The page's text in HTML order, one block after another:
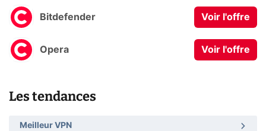
Bitdefender Voir l'offre
Opera Voir l'offre
Les tendances
Meilleur VPN